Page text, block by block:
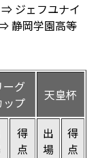
ジェフユナイ
静岡学園高等
ーグ
ップ
天皇杯
得
点
出
場
得
点